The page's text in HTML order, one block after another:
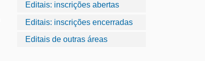
Editais: inscrições abertas
Editais: inscrições encerradas
Editais de outras áreas